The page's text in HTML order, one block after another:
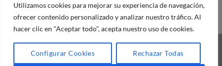
Utilizamos cookies para mejorar su experiencia de navegación,
ofrecer contenido personalizado y analizar nuestro tráfico. Al
hacer clic en "Aceptar todo", acepta nuestro uso de cookies.
Configurar Cookies Rechazar Todas
POLÍTICA DE PRIVACIDAD DE MAS MASIA
Visa Stripe MasterCard
On